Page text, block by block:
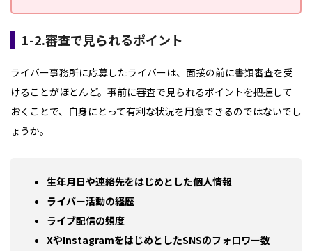
1-2.審査で見られるポイント
ライバー事務所に応募したライバーは、面接の前に書類審査を受
けることがほとんど。事前に審査で見られるポイントを把握して
おくことで、自身にとって有利な状況を用意できるのではないでし
ょうか。
生年月日や連絡先をはじめとした個人情報
ライバー活動の経歴
ライブ配信の頻度
XやInstagramをはじめとしたSNSのフォロワー数